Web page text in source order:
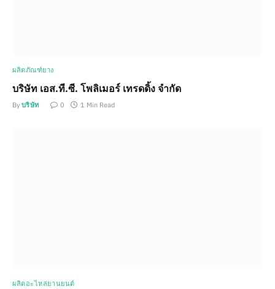
ผลิตภัณฑ์ยาง
บริษัท เอส.ที.ซี. โพลิเมอร์ เทรดดิ้ง จำกัด
By บริษัท 0 1 Min Read
ผลิตอะไหล่ยานยนต์